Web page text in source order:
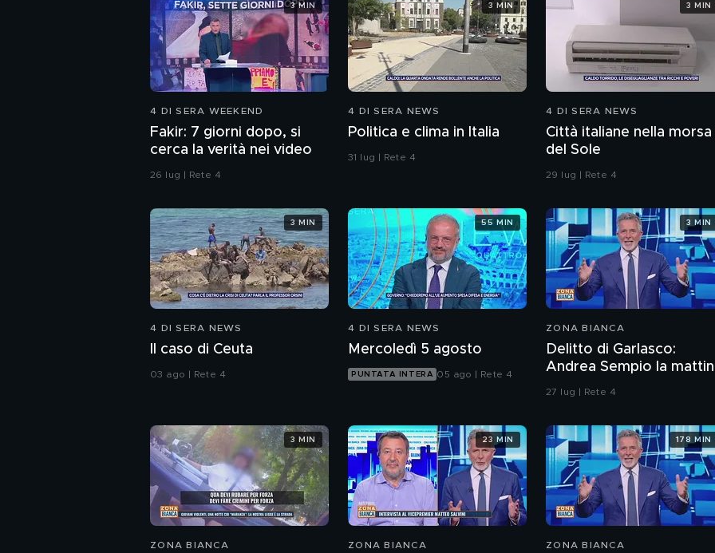
4 DI SERA WEEKEND
Fakir: 7 giorni dopo, si
cerca la verità nei video
26 lug | Rete 4
3 MIN
4 DI SERA NEWS
Politica e clima in Italia
31 lug | Rete 4
3 MIN
4 DI SERA NEWS
Città italiane nella morsa
del Sole
29 lug | Rete 4
3 MIN
4 DI SERA NEWS
Il caso di Ceuta
03 ago | Rete 4
3 MIN
4 DI SERA NEWS
Mercoledì 5 agosto
PUNTATA INTERA 05 ago | Rete 4
55 MIN
ZONA BIANCA
Delitto di Garlasco:
Andrea Sempio la
del delitto è stato in un
27 lug | Rete 4
3 MIN
ZONA BIANCA
3 MIN
ZONA BIANCA
23 MIN
ZONA BIANCA
178 MIN